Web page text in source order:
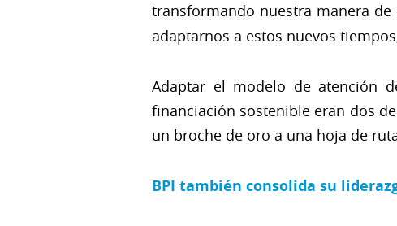
transformando nuestra manera
adaptarnos a estos nuevos
Adaptar el modelo de atención
financiación sostenible eran dos
un broche de oro a una hoja de
BPI también consolida su